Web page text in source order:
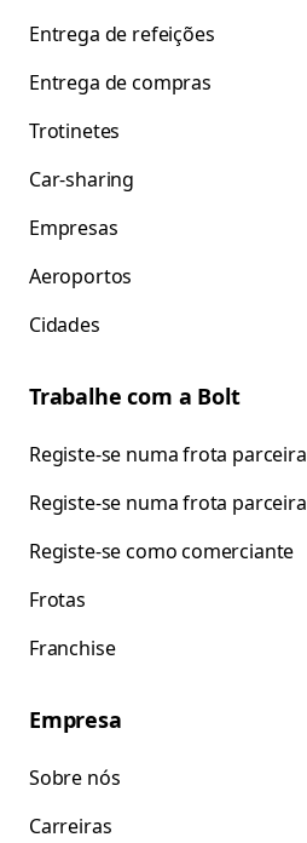
Entrega de refeições
Entrega de compras
Trotinetes
Car-sharing
Empresas
Aeroportos
Cidades
Trabalhe com a Bolt
Registe-se numa frota parceira
Registe-se numa frota parceira
Registe-se como comerciante
Frotas
Franchise
Empresa
Sobre nós
Carreiras